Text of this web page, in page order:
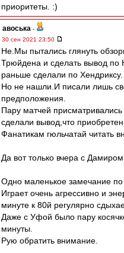
приоритеты. :)
авоська -
30 сен 2021 23:50
Не.Мы пытались глянуть
Трюйдена и сделать вывод по
раньше сделали по Хендриксу.
Но не нашли.И писали лишь
предположения.
Пару матчей
сделали вывод,что
Фанатикам гюльчатай читать
Да вот только вчера с
Одно маленькое замечание
Играет очень агрессивно и
минуте к 80й регулярно
Даже с Уфой было пару
минуты.
Рую обратить внимание.